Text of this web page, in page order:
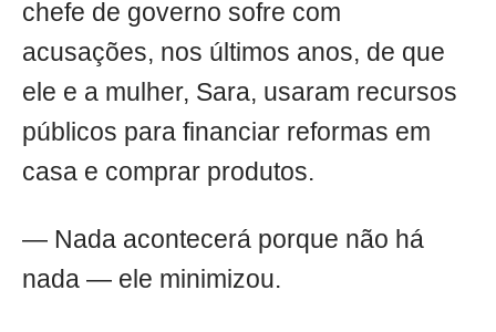
chefe de governo sofre com
acusações, nos últimos anos, de que
ele e a mulher, Sara, usaram recursos
públicos para financiar reformas em
casa e comprar produtos.
— Nada acontecerá porque não há
nada — ele minimizou.